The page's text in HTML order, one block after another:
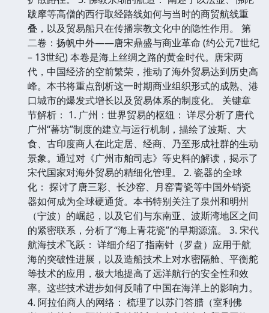
跋摩等高僧的西行取经路线如何与当时的商贸航线重
叠，以及贸易船只在传播宗教文化中的隐性作用。 第
二卷：扬帆中外——唐宋鼎盛与商业革命 (约公元7世纪
– 13世纪) 本卷是海上丝绸之路的黄金时代。唐宋两
代，中国经济的空前繁荣，推动了海外贸易达到历史高
峰。本书将重点剖析这一时期商业组织形式的成熟、港
口城市的爆发式增长以及贸易体系的制度化。 关键章
节解析： 1. 广州：世界贸易的枢纽： 详尽分析了唐代
广州“蕃坊”制度的建立与运行机制，描绘了波斯、大
食、古印度商人在此定居、经商、乃至形成社群的生动
景象。通过对《广州市舶司志》等史料的解读，揭示了
宋代国家对海外贸易的精细化管理。 2. 瓷器的全球
化： 探讨了唐三彩、长沙窑、月窑青瓷等中国外销瓷
器如何成为全球硬通货。本书特别关注了泉州和明州
（宁波）的崛起，以及它们与东南亚、波斯湾地区之间
的紧密联系，分析了“海上青花瓷”的早期源流。 3. 宋代
航海技术飞跃： 详细介绍了指南针（罗盘）应用于航
海的突破性进展，以及造船技术上对水密隔舱、平衡舵
等技术的应用，极大地提高了远洋航行的安全性和效
率。这些技术进步如何反哺了中国在海洋上的影响力。
4. 阿拉伯商人的网络： 梳理了以苏门答腊（室利佛